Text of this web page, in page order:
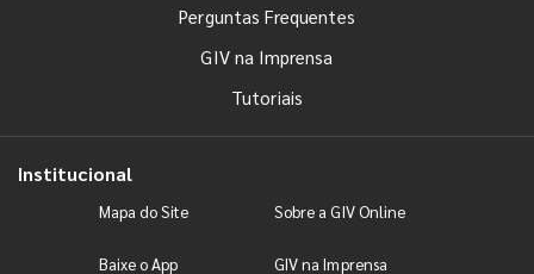
Perguntas Frequentes
GIV na Imprensa
Tutoriais
Institucional
Mapa do Site Sobre a GIV Online
Baixe o App GIV na Imprensa